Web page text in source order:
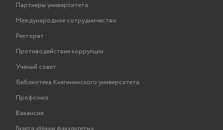
Партнеры университета
Международное сотрудничество
Ректорат
Противодействие коррупции
Ученый совет
Библиотека Княгининского университета
Профсоюз
Вакансии